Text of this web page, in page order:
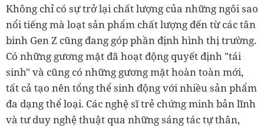
Không chỉ có sự trở lại chất lượng của những ngôi sao
nổi tiếng mà loạt sản phẩm chất lượng đến từ các tân
binh Gen Z cũng đang góp phần định hình thị trường.
Có những gương mặt đã hoạt động quyết định "tái
sinh" và cũng có những gương mặt hoàn toàn mới,
tất cả tạo nên tổng thể sinh động với nhiều sản phẩm
đa dạng thể loại. Các nghệ sĩ trẻ chứng minh bản lĩnh
và tư duy nghệ thuật qua những sáng tác tự thân,